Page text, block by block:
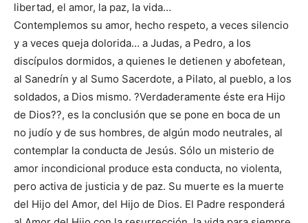
libertad, el amor, la paz, la vida…
Contemplemos su amor, hecho respeto, a veces silencio
y a veces queja dolorida… a Judas, a Pedro, a los
discípulos dormidos, a quienes le detienen y abofetean,
al Sanedrín y al Sumo Sacerdote, a Pilato, al pueblo, a los
soldados, a Dios mismo. ?Verdaderamente éste era Hijo
de Dios??, es la conclusión que se pone en boca de un
no judío y de sus hombres, de algún modo neutrales, al
contemplar la conducta de Jesús. Sólo un misterio de
amor incondicional produce esta conducta, no violenta,
pero activa de justicia y de paz. Su muerte es la muerte
del Hijo del Amor, del Hijo de Dios. El Padre responderá